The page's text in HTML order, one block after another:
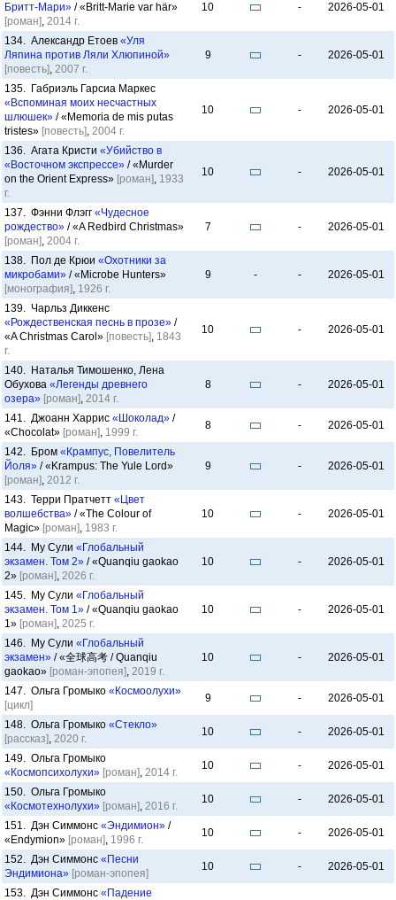
Бритт-Мари» / «Britt-Marie var här»
[роман], 2014 г.
10 - 2026-05-01
134. Александр Етоев «Уля
Ляпина против Ляли Хлюпиной»
[повесть], 2007 г.
9 - 2026-05-01
135. Габриэль Гарсиа Маркес
«Вспоминая моих несчастных
шлюшек» / «Memoria de mis putas
tristes» [повесть], 2004 г.
10 - 2026-05-01
136. Агата Кристи «Убийство в
«Восточном экспрессе» / «Murder
on the Orient Express» [роман], 1933
г.
10 - 2026-05-01
137. Фэнни Флэгг «Чудесное
рождество» / «A Redbird Christmas»
[роман], 2004 г.
7 - 2026-05-01
138. Пол де Крюи «Охотники за
микробами» / «Microbe Hunters»
[монография], 1926 г.
9 - - 2026-05-01
139. Чарльз Диккенс
«Рождественская песнь в прозе» /
«A Christmas Carol» [повесть], 1843
г.
10 - 2026-05-01
140. Наталья Тимошенко, Лена
Обухова «Легенды древнего
озера» [роман], 2014 г.
8 - 2026-05-01
141. Джоанн Харрис «Шоколад» /
«Chocolat» [роман], 1999 г.
8 - 2026-05-01
142. Бром «Крампус, Повелитель
Йоля» / «Krampus: The Yule Lord»
[роман], 2012 г.
9 - 2026-05-01
143. Терри Пратчетт «Цвет
волшебства» / «The Colour of
Magic» [роман], 1983 г.
10 - 2026-05-01
144. Му Сули «Глобальный
экзамен. Том 2» / «Quanqiu gaokao
2» [роман], 2026 г.
10 - 2026-05-01
145. Му Сули «Глобальный
экзамен. Том 1» / «Quanqiu gaokao
1» [роман], 2025 г.
10 - 2026-05-01
146. Му Сули «Глобальный
экзамен» / «全球高考 / Quanqiu
gaokao» [роман-эпопея], 2019 г.
10 - 2026-05-01
147. Ольга Громыко «Космоолухи»
[цикл]
9 - 2026-05-01
148. Ольга Громыко «Стекло»
[рассказ], 2020 г.
10 - 2026-05-01
149. Ольга Громыко
«Космопсихолухи» [роман], 2014 г.
10 - 2026-05-01
150. Ольга Громыко
«Космотехнолухи» [роман], 2016 г.
10 - 2026-05-01
151. Дэн Симмонс «Эндимион» /
«Endymion» [роман], 1996 г.
10 - 2026-05-01
152. Дэн Симмонс «Песни
Эндимиона» [роман-эпопея]
10 - 2026-05-01
153. Дэн Симмонс «Падение